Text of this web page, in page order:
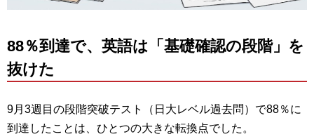
88％到達で、英語は「基礎確認の段階」を
抜けた
9月3週目の段階突破テスト（日大レベル過去問）で88％に
到達したことは、ひとつの大きな転換点でした。